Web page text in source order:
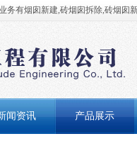
务有烟囱新建,砖烟囱拆除,砖烟囱
闻资讯 产品展示